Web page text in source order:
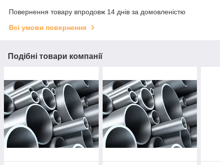
Повернення товару впродовж 14 днів за домовленістю
Всі умови повернення
Подібні товари компанії